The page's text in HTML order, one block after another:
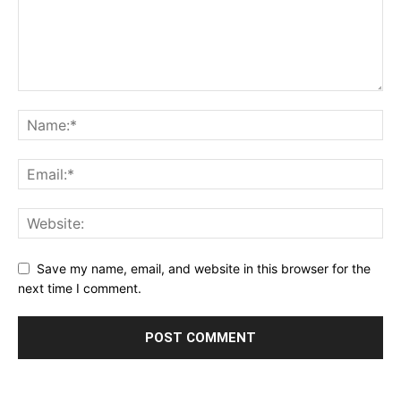
Save my name, email, and website in this browser for the
next time I comment.